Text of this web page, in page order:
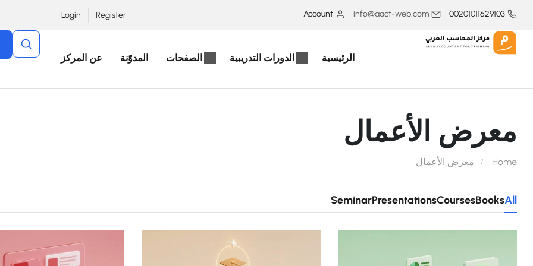
00201011629103
info@aact-web.com
Account
Register
Login
الرئيسية الدورات التدريبية الصفحات المدوّنة عن المركز
معرض الأعمال
Home معرض الأعمال
All
Books
Courses
Presentations
Seminar